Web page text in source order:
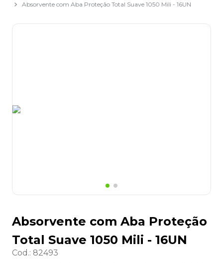
Absorvente com Aba Proteção Total Suave 1050 Mili - 16UN
Absorvente com Aba Proteção
Total Suave 1050 Mili - 16UN
Cod.: 82493
2º sacola
3º mala